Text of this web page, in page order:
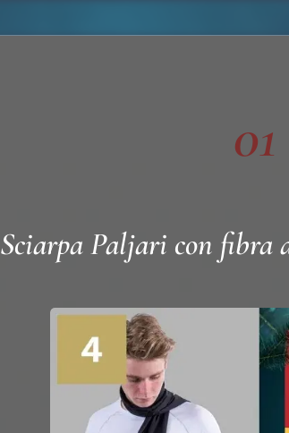
01
Sciarpa Paljari con fibra